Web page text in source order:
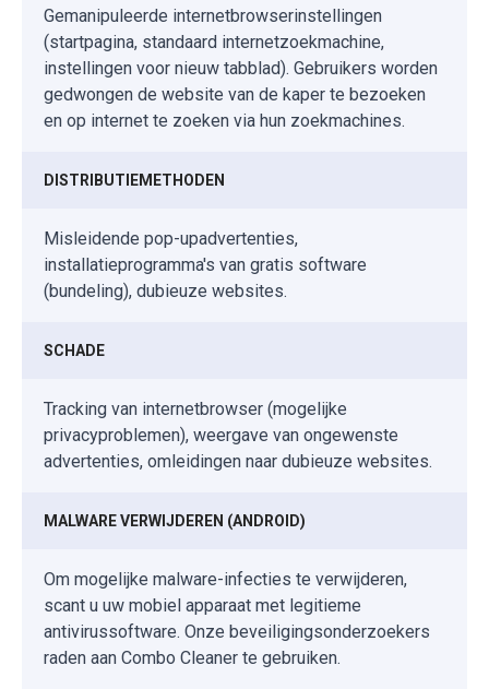
Gemanipuleerde internetbrowserinstellingen
(startpagina, standaard internetzoekmachine,
instellingen voor nieuw tabblad). Gebruikers worden
gedwongen de website van de kaper te bezoeken
en op internet te zoeken via hun zoekmachines.
DISTRIBUTIEMETHODEN
Misleidende pop-upadvertenties,
installatieprogramma's van gratis software
(bundeling), dubieuze websites.
SCHADE
Tracking van internetbrowser (mogelijke
privacyproblemen), weergave van ongewenste
advertenties, omleidingen naar dubieuze websites.
MALWARE VERWIJDEREN (ANDROID)
Om mogelijke malware-infecties te verwijderen,
scant u uw mobiel apparaat met legitieme
antivirussoftware. Onze beveiligingsonderzoekers
raden aan Combo Cleaner te gebruiken.